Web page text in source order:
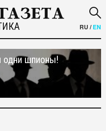
RU /EN
шпионы!